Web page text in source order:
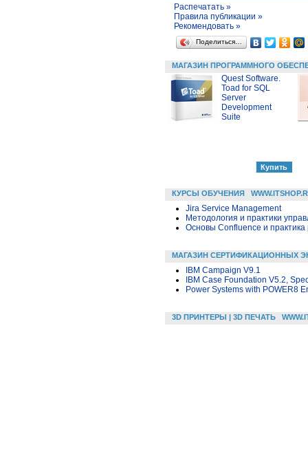
Распечатать »
Правила публикации »
Рекомендовать »
Поделиться…
МАГАЗИН ПРОГРАММНОГО
Quest Software.
Toad for SQL
Server
Development
Suite
КУРСЫ ОБУЧЕНИЯ
Jira Service Management
Методология и практики
Основы Confluence и
МАГАЗИН СЕРТИФИКАЦИОННЫХ
IBM Campaign V9.1
IBM Case Foundation V5.2,
Power Systems with POWER8
3D ПРИНТЕРЫ | 3D ПЕЧАТЬ